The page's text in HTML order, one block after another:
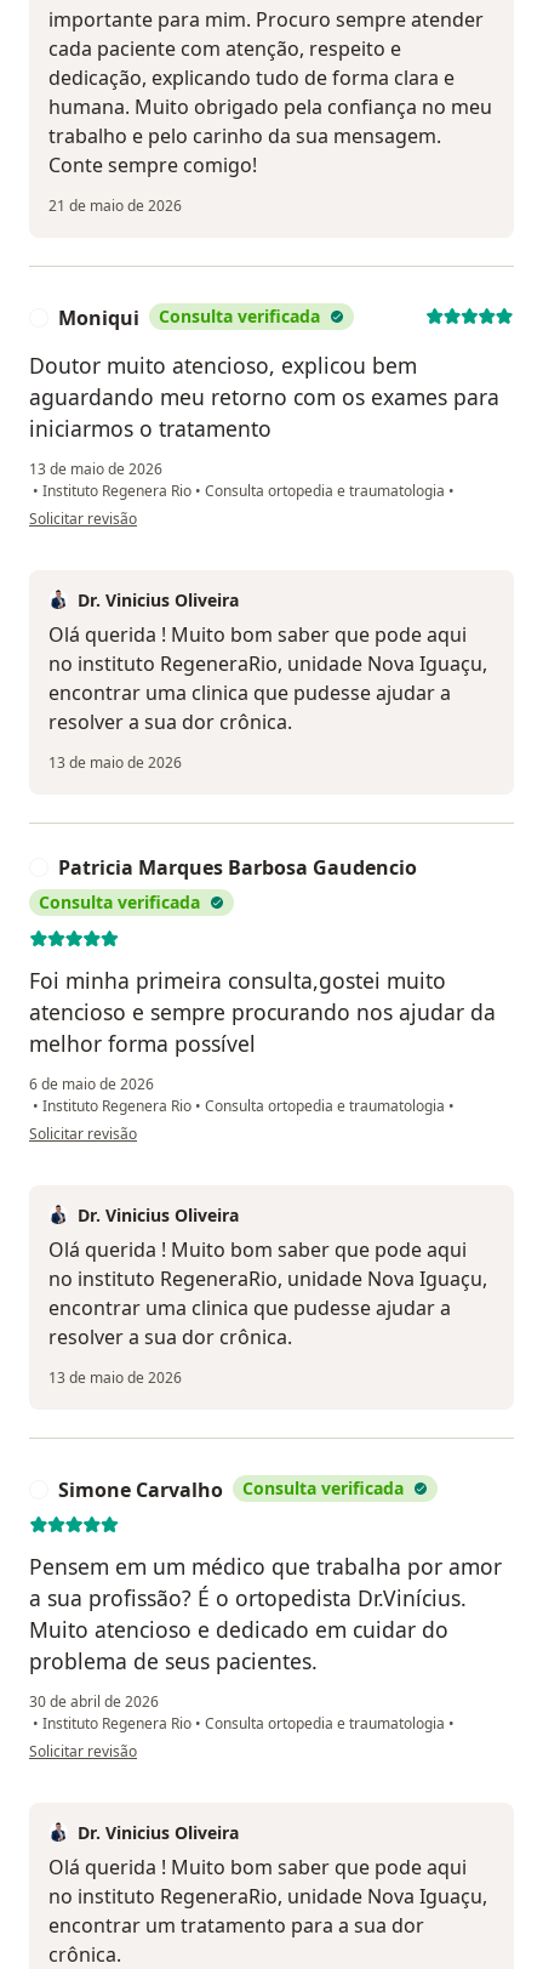
importante para mim. Procuro sempre atender
cada paciente com atenção, respeito e
dedicação, explicando tudo de forma clara e
humana. Muito obrigado pela confiança no meu
trabalho e pelo carinho da sua mensagem.
Conte sempre comigo!
21 de maio de 2026
Moniqui Consulta verificada
Doutor muito atencioso, explicou bem
aguardando meu retorno com os exames para
iniciarmos o tratamento
13 de maio de 2026
• Instituto Regenera Rio • Consulta ortopedia e traumatologia •
na opinião do utilizador Moniqui
Solicitar revisão
Dr. Vinicius Oliveira
Olá querida ! Muito bom saber que pode aqui
no instituto RegeneraRio, unidade Nova Iguaçu,
encontrar uma clinica que pudesse ajudar a
resolver a sua dor crônica.
13 de maio de 2026
Patricia Marques Barbosa Gaudencio
Consulta verificada
Foi minha primeira consulta,gostei muito
atencioso e sempre procurando nos ajudar da
melhor forma possível
6 de maio de 2026
• Instituto Regenera Rio • Consulta ortopedia e traumatologia •
na opinião do utilizador Patricia Marques Barbosa Gaudencio
Solicitar revisão
Dr. Vinicius Oliveira
Olá querida ! Muito bom saber que pode aqui
no instituto RegeneraRio, unidade Nova Iguaçu,
encontrar uma clinica que pudesse ajudar a
resolver a sua dor crônica.
13 de maio de 2026
Simone Carvalho Consulta verificada
Pensem em um médico que trabalha por amor
a sua profissão? É o ortopedista Dr.Vinícius.
Muito atencioso e dedicado em cuidar do
problema de seus pacientes.
30 de abril de 2026
• Instituto Regenera Rio • Consulta ortopedia e traumatologia •
na opinião do utilizador Simone Carvalho
Solicitar revisão
Dr. Vinicius Oliveira
Olá querida ! Muito bom saber que pode aqui
no instituto RegeneraRio, unidade Nova Iguaçu,
encontrar um tratamento para a sua dor
crônica.